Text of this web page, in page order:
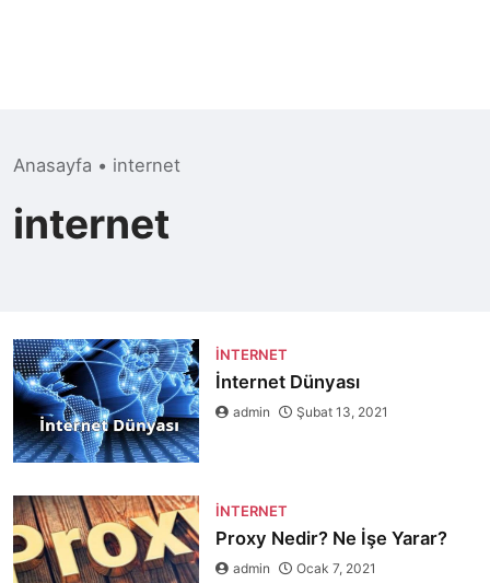
Anasayfa • internet
internet
İNTERNET
İnternet Dünyası
admin Şubat 13, 2021
İNTERNET
Proxy Nedir? Ne İşe Yarar?
admin Ocak 7, 2021